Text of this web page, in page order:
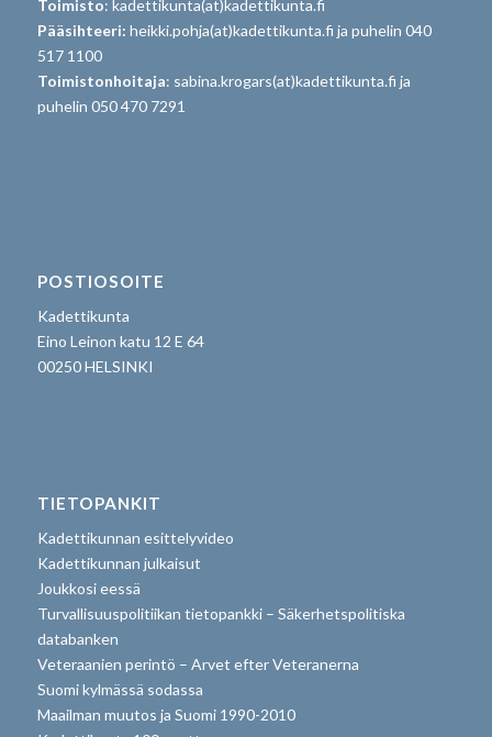
Toimisto: kadettikunta(at)kadettikunta.fi
Pääsihteeri: heikki.pohja(at)kadettikunta.fi ja puhelin 040
517 1100
Toimistonhoitaja: sabina.krogars(at)kadettikunta.fi ja
puhelin 050 470 7291
POSTIOSOITE
Kadettikunta
Eino Leinon katu 12 E 64
00250 HELSINKI
TIETOPANKIT
Kadettikunnan esittelyvideo
Kadettikunnan julkaisut
Joukkosi eessä
Turvallisuuspolitiikan tietopankki – Säkerhetspolitiska
databanken
Veteraanien perintö – Arvet efter Veteranerna
Suomi kylmässä sodassa
Maailman muutos ja Suomi 1990-2010